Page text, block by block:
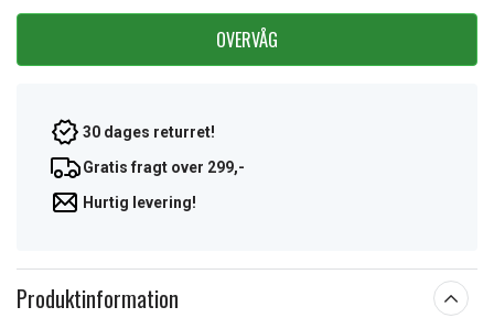
OVERVÅG
30 dages returret!
Gratis fragt over 299,-
Hurtig levering!
Produktinformation